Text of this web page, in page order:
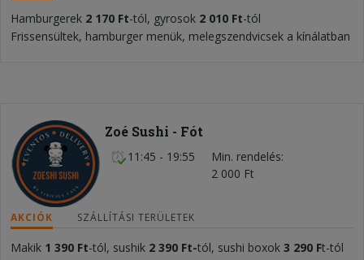
Hamburgerek 2 170 Ft-tól, gyrosok 2 010 Ft-tól
Frissensültek, hamburger menük, melegszendvicsek a kínálatban
Zoé Sushi - Fót
11:45 - 19:55
Min. rendelés
2 000 Ft
AKCIÓK SZÁLLÍTÁSI TERÜLETEK
Makik 1 390 Ft-tól, sushik 2 390 Ft-tól, sushi boxok 3 290 Ft-tól